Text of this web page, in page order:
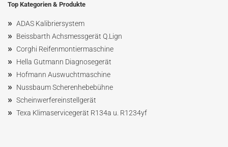
Top Kategorien & Produkte
» ADAS Kalibriersystem
» Beissbarth Achsmessgerät Q.Lign
» Corghi Reifenmontiermaschine
» Hella Gutmann Diagnosegerät
» Hofmann Auswuchtmaschine
» NussbaumScherenhebebühne
» Scheinwerfereinstellgerät
» Texa Klimaservicegerät R134a u. R1234yf